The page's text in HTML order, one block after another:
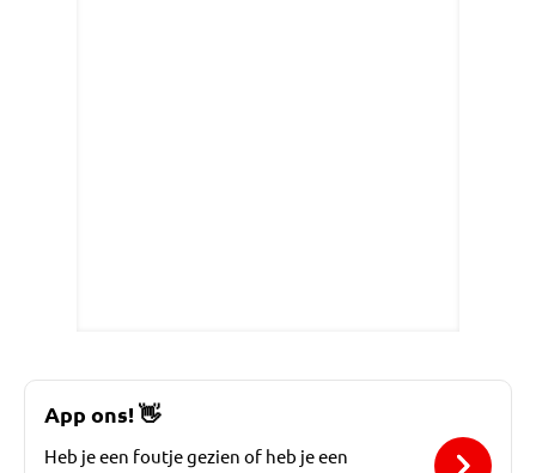
App ons!👋
Heb je een foutje gezien of heb je een